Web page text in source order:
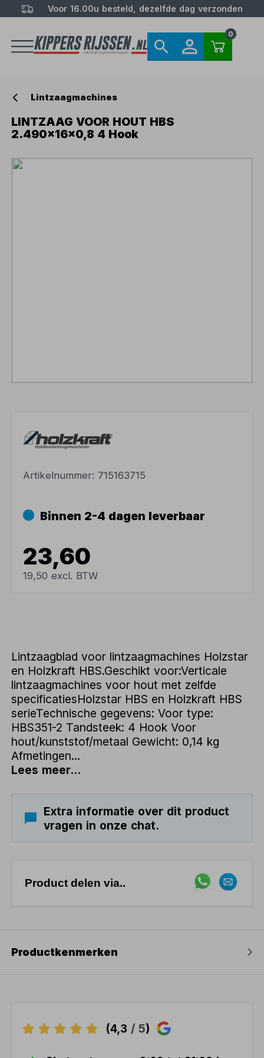
Voor 16.00u besteld, dezelfde dag verzonden
0
Lintzaagmachines
LINTZAAG VOOR HOUT HBS
2.490x16x0,8 4 Hook
Artikelnummer: 715163715
Binnen 2-4 dagen leverbaar
23,60
19,50 excl. BTW
Lintzaagblad voor lintzaagmachines Holzstar
en Holzkraft HBS.Geschikt voor:Verticale
lintzaagmachines voor hout met zelfde
specificatiesHolzstar HBS en Holzkraft HBS
serieTechnische gegevens: Voor type:
HBS351-2 Tandsteek: 4 Hook Voor
hout/kunststof/metaal Gewicht: 0,14 kg
Afmetingen...
Lees meer...
Extra informatie over dit product
vragen in onze chat.
Product delen via..
Productkenmerken
(4,3 / 5)